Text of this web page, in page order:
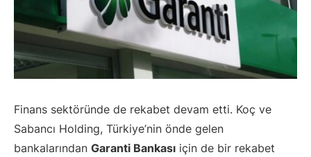
Finans sektöründe de rekabet devam etti. Koç ve
Sabancı Holding, Türkiye’nin önde gelen
bankalarından Garanti Bankası için de bir rekabet